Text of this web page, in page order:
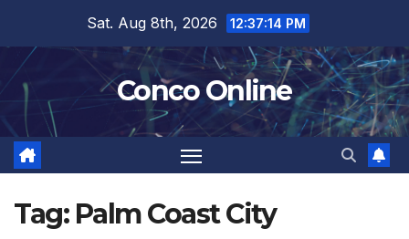
content
Sat. Aug 8th, 2026 12:37:14 PM
Conco Online
Tag: Palm Coast City